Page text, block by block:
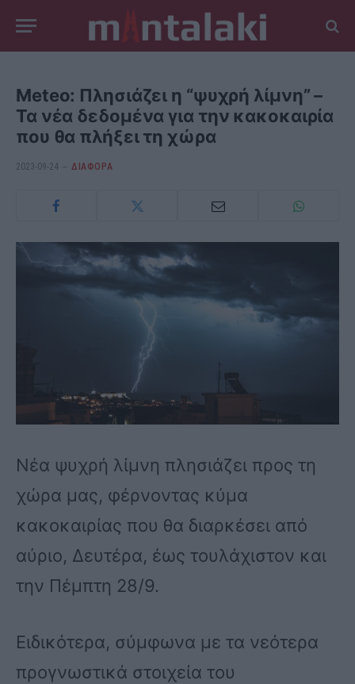
Meteo: Πλησιάζει η “ψυχρή λίμνη” –
Τα νέα δεδομένα για την κακοκαιρία
που θα πλήξει τη χώρα
2023-09-24 ΔΙΆΦΟΡΑ
Νέα ψυχρή λίμνη πλησιάζει προς τη
χώρα μας, φέρνοντας κύμα
κακοκαιρίας που θα διαρκέσει από
αύριο, Δευτέρα, έως τουλάχιστον και
την Πέμπτη 28/9.
Ειδικότερα, σύμφωνα με τα νεότερα
προγνωστικά στοιχεία του